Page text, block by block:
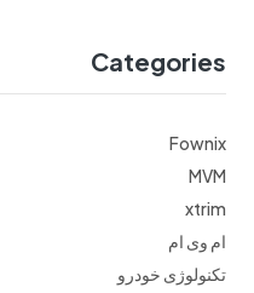
Categories
Fownix
MVM
xtrim
ام وی ام
تکنولوژی خودرو